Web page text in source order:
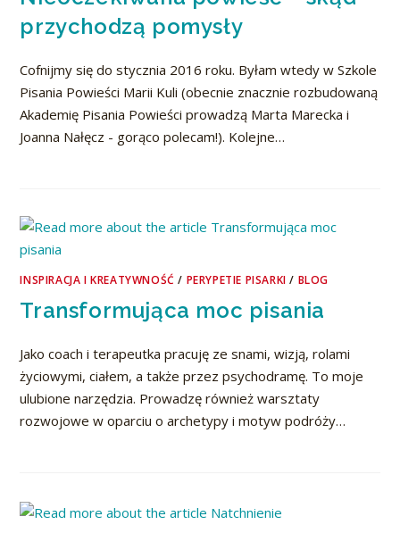
przychodzą pomysły
Cofnijmy się do stycznia 2016 roku. Byłam wtedy w Szkole
Pisania Powieści Marii Kuli (obecnie znacznie rozbudowaną
Akademię Pisania Powieści prowadzą Marta Marecka i
Joanna Nałęcz - gorąco polecam!). Kolejne…
INSPIRACJA I KREATYWNOŚĆ / PERYPETIE PISARKI / BLOG
Transformująca moc pisania
Jako coach i terapeutka pracuję ze snami, wizją, rolami
życiowymi, ciałem, a także przez psychodramę. To moje
ulubione narzędzia. Prowadzę również warsztaty
rozwojowe w oparciu o archetypy i motyw podróży…